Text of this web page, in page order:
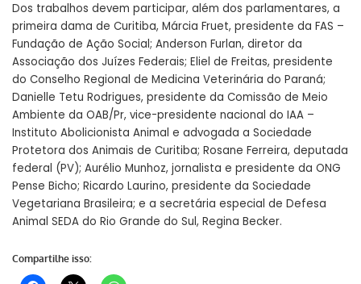
Dos trabalhos devem participar, além dos parlamentares, a
primeira dama de Curitiba, Márcia Fruet, presidente da FAS –
Fundação de Ação Social; Anderson Furlan, diretor da
Associação dos Juízes Federais; Eliel de Freitas, presidente
do Conselho Regional de Medicina Veterinária do Paraná;
Danielle Tetu Rodrigues, presidente da Comissão de Meio
Ambiente da OAB/Pr, vice-presidente nacional do IAA –
Instituto Abolicionista Animal e advogada a Sociedade
Protetora dos Animais de Curitiba; Rosane Ferreira, deputada
federal (PV); Aurélio Munhoz, jornalista e presidente da ONG
Pense Bicho; Ricardo Laurino, presidente da Sociedade
Vegetariana Brasileira; e a secretária especial de Defesa
Animal SEDA do Rio Grande do Sul, Regina Becker.
Compartilhe isso: